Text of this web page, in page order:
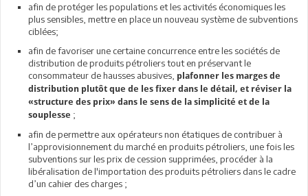
afin de protéger les populations et les activités économiques les
plus sensibles, mettre en place un nouveau système de subventions
ciblées;
afin de favoriser une certaine concurrence entre les sociétés de
distribution de produits pétroliers tout en préservant le
consommateur de hausses abusives, plafonner les marges de
distribution plutôt que de les fixer dans le détail, et réviser la
«structure des prix» dans le sens de la simplicité et de la
souplesse ;
afin de permettre aux opérateurs non étatiques de contribuer à
l’approvisionnement du marché en produits pétroliers, une fois les
subventions sur les prix de cession supprimées, procéder à la
libéralisation de l'importation des produits pétroliers dans le cadre
d’un cahier des charges ;